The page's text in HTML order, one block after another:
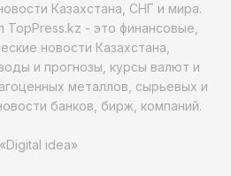
Казахстана, СНГ и мира.
- это финансовые,
новости Казахстана,
и прогнозы, курсы валют и
металлов, сырьевых и
банков, бирж, компаний.
idea»